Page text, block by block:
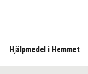
Hjälpmedel i Hemmet